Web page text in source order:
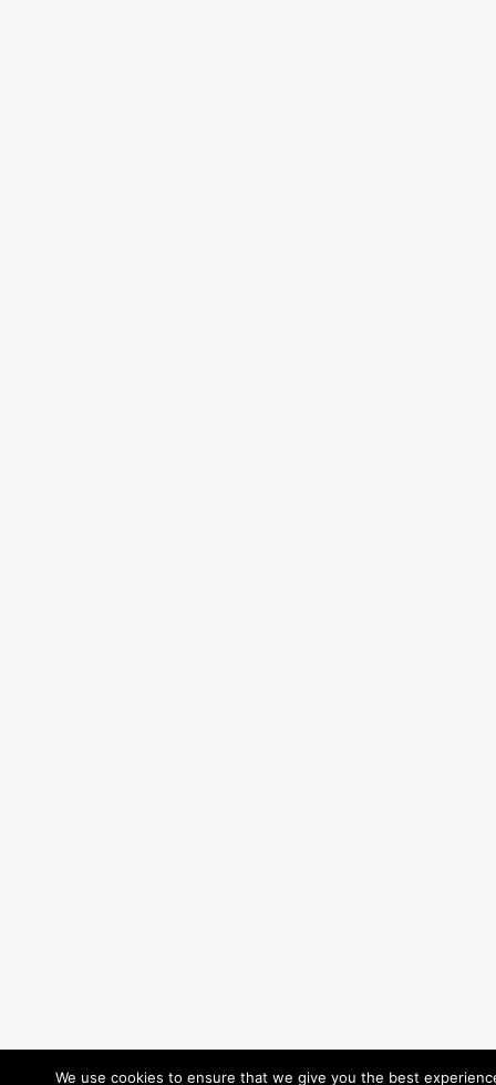
We use cookies to ensure that we give you the best